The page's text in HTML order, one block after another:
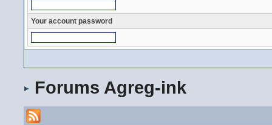
Your account password
Forums Agreg-ink